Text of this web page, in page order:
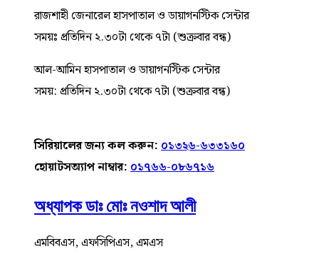
রাজশাহী জেনারেল হাসপাতাল ও ডায়াগনস্টিক সেন্টার
সময়ঃ প্রতিদিন ২.৩০টা থেকে ৭টা (শুক্রবার বন্ধ)
আল-আমিন হাসপাতাল ও ডায়াগনস্টিক সেন্টার
সময়: প্রতিদিন ২.৩০টা থেকে ৭টা (শুক্রবার বন্ধ)
সিরিয়ালের জন্য কল করুন: ০১৩২৬-৬৩৩১৬০
হোয়াটসঅ্যাপ নাম্বার: ০১৭৬৬-০৮৬৭১৬
অধ্যাপক ডাঃ মোঃ নওশাদ আলী
এমবিবএস, এফসিপিএস, এমএস